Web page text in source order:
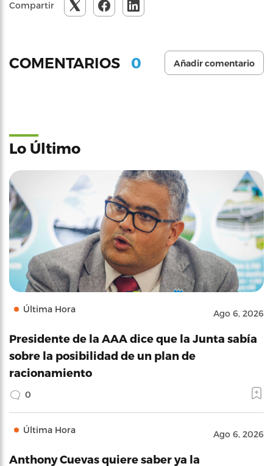
Compartir
COMENTARIOS 0 Añadir comentario
Lo Último
Última Hora Ago 6, 2026
Presidente de la AAA dice que la Junta sabía
sobre la posibilidad de un plan de
racionamiento
0
Última Hora Ago 6, 2026
Anthony Cuevas quiere saber ya la